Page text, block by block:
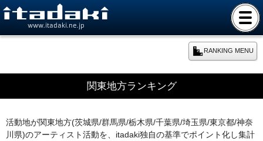
www.itadaki.ne.jp
RANKING MENU
本日のランキング
週間ランキング
関東地方ランキング
活動地が関東地方(茨城県/群馬県/栃木県/千葉県/埼玉県/東京都/神奈
川県)のアーティスト活動を、itadaki独自の基準でポイント化し集計